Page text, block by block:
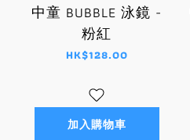
中童 BUBBLE 泳鏡 -
粉紅
HK$128.00
加入購物車